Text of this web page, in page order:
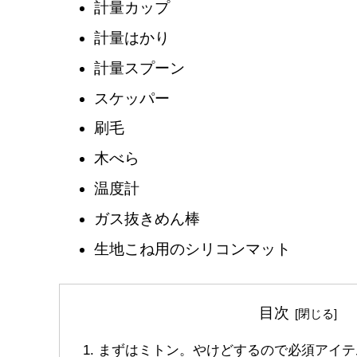
計量カップ
計量はかり
計量スプーン
スケッパー
刷毛
木べら
温度計
ガス抜きめん棒
生地こね用のシリコンマット
目次
まずはミトン。やけどするので必須アイ